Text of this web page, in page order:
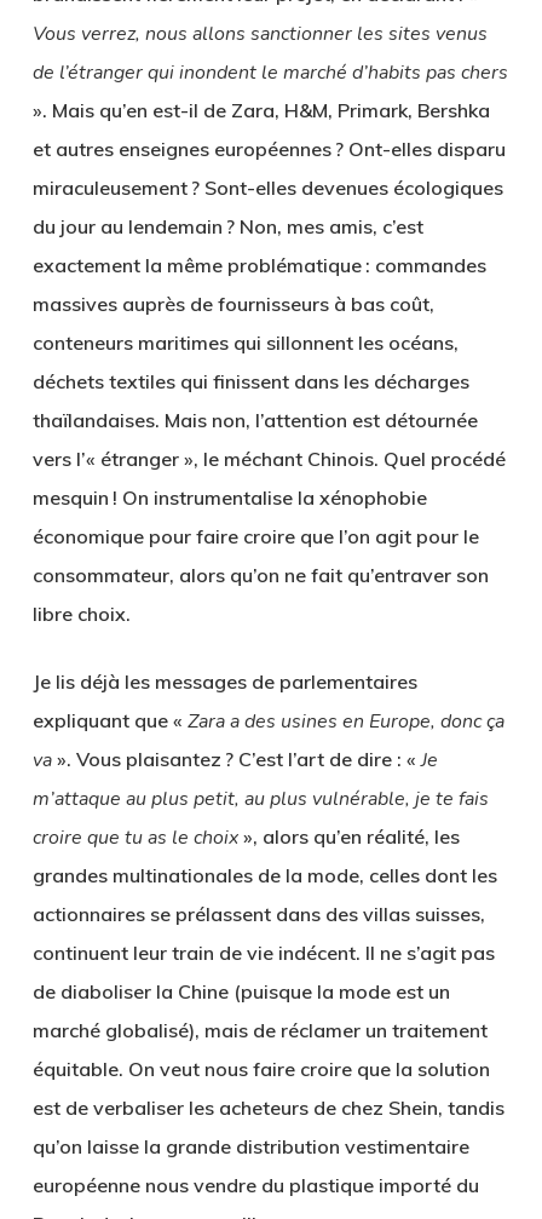
Vous verrez, nous allons sanctionner les sites venus
de l’étranger qui inondent le marché d’habits pas chers
». Mais qu’en est-il de Zara, H&M, Primark, Bershka
et autres enseignes européennes ? Ont-elles disparu
miraculeusement ? Sont-elles devenues écologiques
du jour au lendemain ? Non, mes amis, c’est
exactement la même problématique : commandes
massives auprès de fournisseurs à bas coût,
conteneurs maritimes qui sillonnent les océans,
déchets textiles qui finissent dans les décharges
thaïlandaises. Mais non, l’attention est détournée
vers l’« étranger », le méchant Chinois. Quel procédé
mesquin ! On instrumentalise la xénophobie
économique pour faire croire que l’on agit pour le
consommateur, alors qu’on ne fait qu’entraver son
libre choix.
Je lis déjà les messages de parlementaires
expliquant que « Zara a des usines en Europe, donc ça
va». Vous plaisantez ? C’est l’art de dire : «Je
m’attaque au plus petit, au plus vulnérable, je te fais
croire que tu as le choix», alors qu’en réalité, les
grandes multinationales de la mode, celles dont les
actionnaires se prélassent dans des villas suisses,
continuent leur train de vie indécent. Il ne s’agit pas
de diaboliser la Chine (puisque la mode est un
marché globalisé), mais de réclamer un traitement
équitable. On veut nous faire croire que la solution
est de verbaliser les acheteurs de chez Shein, tandis
qu’on laisse la grande distribution vestimentaire
européenne nous vendre du plastique importé du